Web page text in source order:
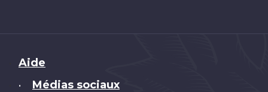
Brand
Aide
• Médias sociaux